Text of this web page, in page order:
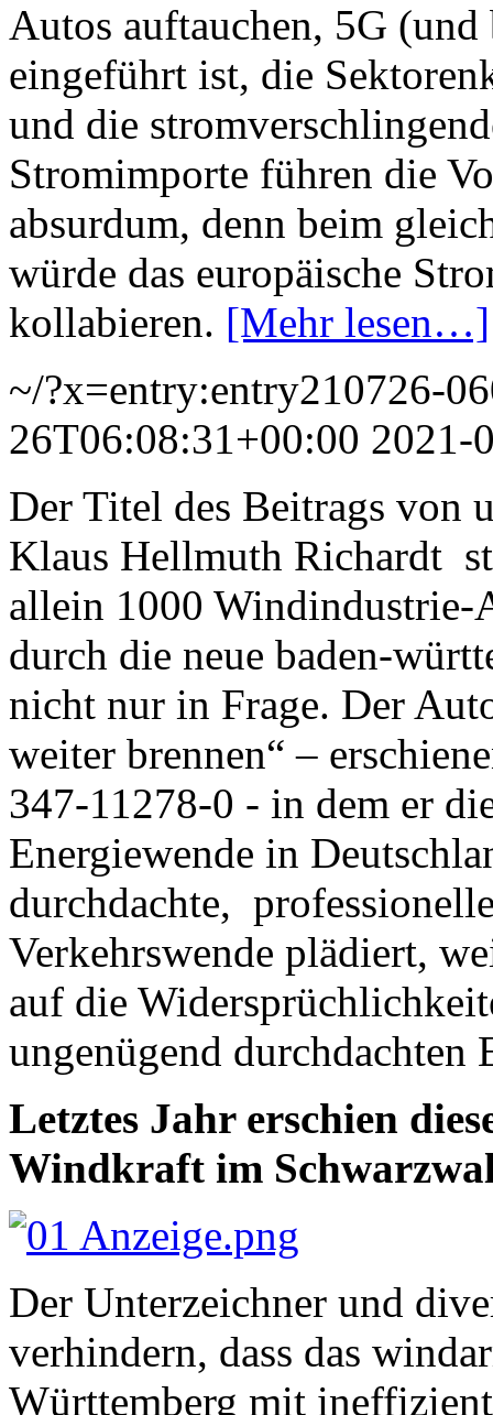
Autos auftauchen, 5G
eingeführt ist, die
und die
Stromimporte führen die
absurdum, denn beim
würde das europäische
kollabieren. [Mehr lesen…]
~/?x=entry:entry210726-
26T06:08:31+00:00 2021-
Der Titel des Beitrags von
Klaus Hellmuth Richardt
allein 1000 Windindustrie-
durch die neue baden-
nicht nur in Frage. Der
weiter brennen“ –
347-11278-0 - in dem er
Energiewende in
durchdachte,
Verkehrswende plädiert,
auf die
ungenügend durchdachten
Letztes Jahr erschien
Windkraft im
Der Unterzeichner und
verhindern, dass das
Württemberg mit